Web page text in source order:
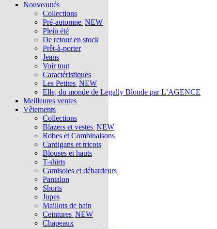
Nouveautés
Collections
Pré-automne NEW
Plein été
De retour en stock
Prêt-à-porter
Jeans
Voir tout
Caractéristiques
Les Petites NEW
Elle, du monde de Legally Blonde par L’AGENCE
Meilleures ventes
Vêtements
Collections
Blazers et vestes NEW
Robes et Combinaisons
Cardigans et tricots
Blouses et hauts
T-shirts
Camisoles et débardeurs
Pantalon
Shorts
Jupes
Maillots de bain
Ceintures NEW
Chapeaux